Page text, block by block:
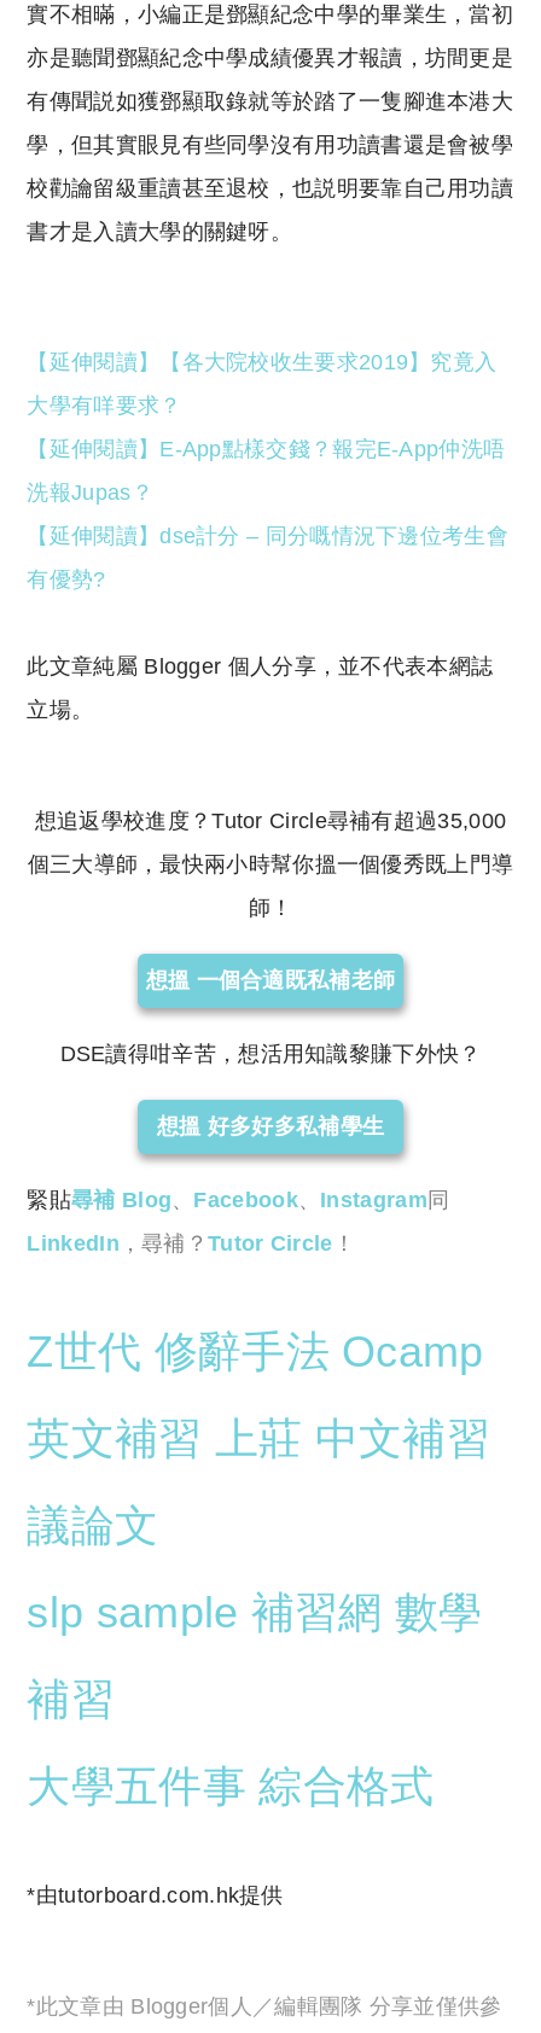
實不相暪，小編正是鄧顯紀念中學的畢業生，當初
亦是聽聞鄧顯紀念中學成績優異才報讀，坊間更是
有傳聞説如獲鄧顯取錄就等於踏了一隻腳進本港大
學，但其實眼見有些同學沒有用功讀書還是會被學
校勸讑留級重讀甚至退校，也説明要靠自己用功讀
書才是入讀大學的關鍵呀。
【延伸閱讀】【各大院校收生要求2019】究竟入
大學有咩要求？
【延伸閱讀】E-App點樣交錢？報完E-App仲洗唔
洗報Jupas？
【延伸閱讀】dse計分 – 同分嘅情況下邊位考生會
有優勢?
此文章純屬 Blogger 個人分享，並不代表本網誌
立場。
想追返學校進度？Tutor Circle尋補有超過35,000
個三大導師，最快兩小時幫你搵一個優秀既上門導
師！
想搵 一個合適既私補老師
DSE讀得咁辛苦，想活用知識黎賺下外快？
想搵 好多好多私補學生
緊貼尋補 Blog、 Facebook、 Instagram 同
LinkedIn ，尋補？Tutor Circle ！
Z世代 修辭手法 Ocamp
英文補習
上莊 中文補習
議論文
slp sample 補習網 數學
補習
大學五件事 綜合格式
*由tutorboard.com.hk提供
*此文章由 Blogger個人／編輯團隊 分享並僅供參